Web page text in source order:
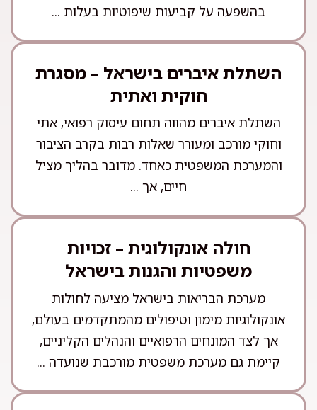
בהשפעה על קביעות שיפוטיות בעלות ...
השתלת איברים בישראל – מסגרת
חוקית ואתית
השתלת איברים מהווה תחום עיסוק רפואי, אתי
וחוקי מורכב ומעורר שאלות רבות בקרב הציבור
והמערכת המשפטית כאחד. מדובר בהליך מציל
חיים, אך ...
חולה אונקולוגית – זכויות
משפטיות והגנות בישראל
מערכת הבריאות בישראל מציעה לחולות
אונקולוגיות מימון וטיפולים מהמתקדמים בעולם,
אך לצד המונחים הרפואיים והנהלים הקליניים,
קיימת גם מערכת משפטית מורכבת שנועדה ...